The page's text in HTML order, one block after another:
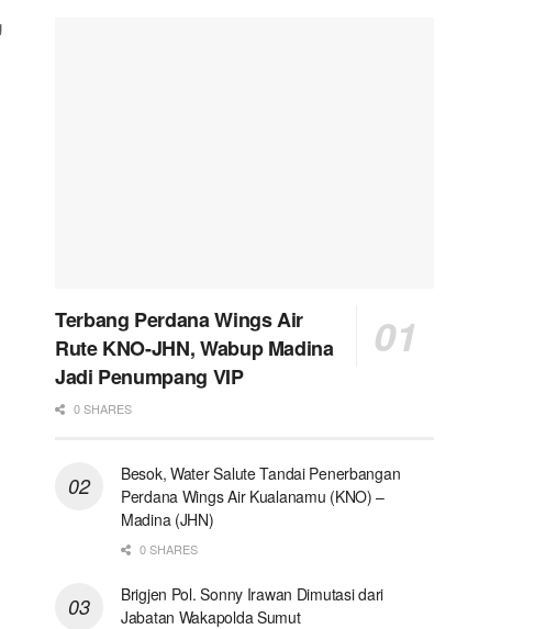
Terbang Perdana Wings Air
Rute KNO-JHN, Wabup Madina
Jadi Penumpang VIP
0 SHARES
Besok, Water Salute Tandai Penerbangan
Perdana Wings Air Kualanamu (KNO) –
Madina (JHN)
0 SHARES
Brigjen Pol. Sonny Irawan Dimutasi dari
Jabatan Wakapolda Sumut